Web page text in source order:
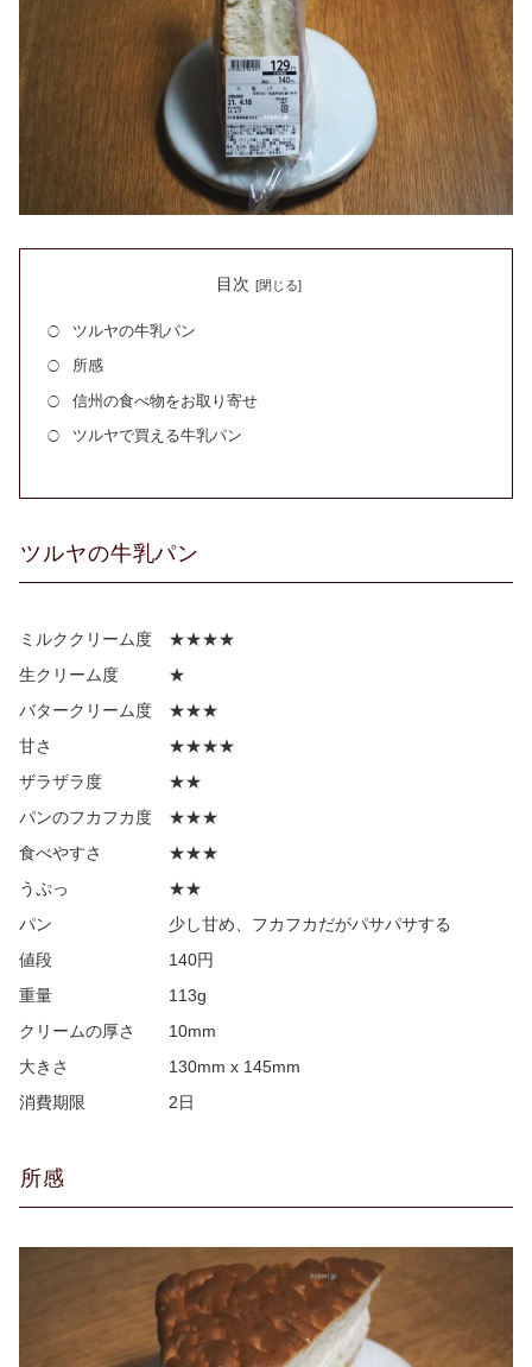
目次
ツルヤの牛乳パン
所感
信州の食べ物をお取り寄せ
ツルヤで買える牛乳パン
ツルヤの牛乳パン
ミルククリーム度 ★★★★
生クリーム度 ★
バタークリーム度 ★★★
甘さ ★★★★
ザラザラ度 ★★
パンのフカフカ度 ★★★
食べやすさ ★★★
うぷっ ★★
パン 少し甘め、フカフカだがパサパサする
値段 140円
重量 113g
クリームの厚さ 10mm
大きさ 130mm x 145mm
消費期限 2日
所感